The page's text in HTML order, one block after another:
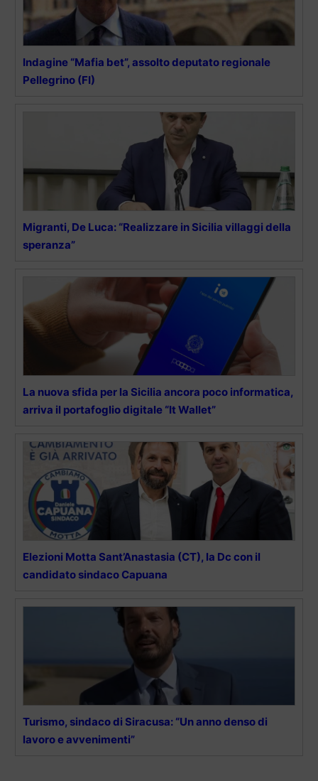
Indagine “Mafia bet”, assolto deputato regionale
Pellegrino (FI)
Migranti, De Luca: “Realizzare in Sicilia villaggi della
speranza”
La nuova sfida per la Sicilia ancora poco informatica,
arriva il portafoglio digitale “It Wallet”
Elezioni Motta Sant’Anastasia (CT), la Dc con il
candidato sindaco Capuana
Turismo, sindaco di Siracusa: “Un anno denso di
lavoro e avvenimenti”